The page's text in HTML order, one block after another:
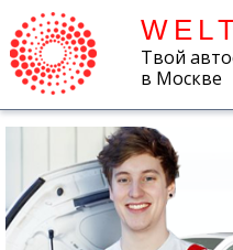
W E L
Твой
в Москве